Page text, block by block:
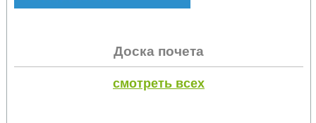
Доска почета
смотреть всех